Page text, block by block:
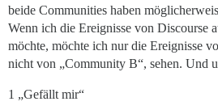
beide Communities haben
Wenn ich die Ereignisse von Discourse
möchte, möchte ich nur die Ereignisse
nicht von „Community B“, sehen. Und
1 „Gefällt mir“